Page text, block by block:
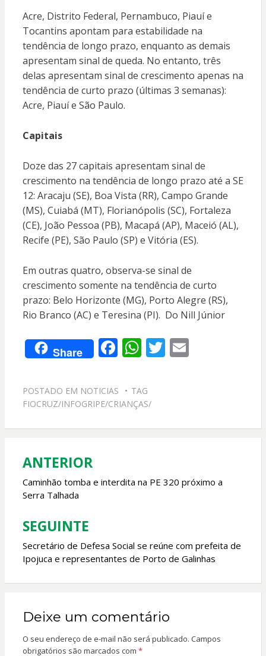
Acre, Distrito Federal, Pernambuco, Piauí e
Tocantins apontam para estabilidade na
tendência de longo prazo, enquanto as demais
apresentam sinal de queda. No entanto, três
delas apresentam sinal de crescimento apenas na
tendência de curto prazo (últimas 3 semanas):
Acre, Piauí e São Paulo.
Capitais
Doze das 27 capitais apresentam sinal de
crescimento na tendência de longo prazo até a SE
12: Aracaju (SE), Boa Vista (RR), Campo Grande
(MS), Cuiabá (MT), Florianópolis (SC), Fortaleza
(CE), João Pessoa (PB), Macapá (AP), Maceió (AL),
Recife (PE), São Paulo (SP) e Vitória (ES).
Em outras quatro, observa-se sinal de
crescimento somente na tendência de curto
prazo: Belo Horizonte (MG), Porto Alegre (RS),
Rio Branco (AC) e Teresina (PI). Do Nill Júnior
Share F
e
b
o
W
at
s
A
T E
POSTADO EM NOTICIAS
TAG
FIOCRUZ/INFOGRIPE/CRIANÇAS/
Navegação
de
Post
ANTERIOR
Caminhão tomba e interdita na PE 320 próximo a
Serra Talhada
SEGUINTE
Secretário de Defesa Social se reúne com prefeita de
Ipojuca e representantes de Porto de Galinhas
Deixe um comentário
O seu endereço de e-mail não será publicado. Campos
obrigatórios são marcados com *